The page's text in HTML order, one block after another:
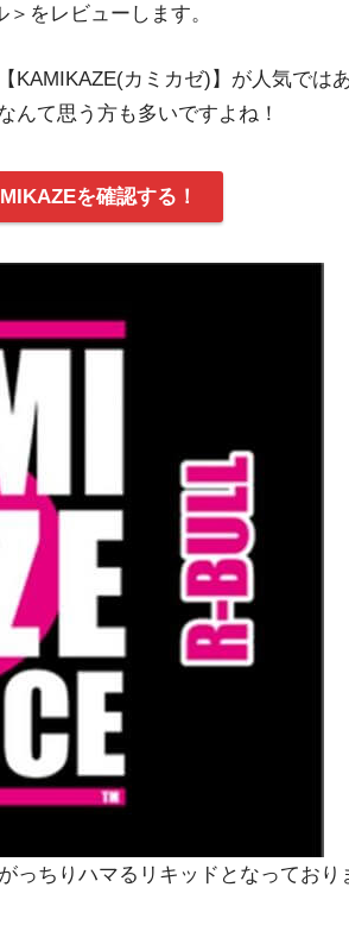
をレビューします。
KAMIKAZE(カミカゼ)】が人気では
んて思う方も多いですよね！
を確認する！
ちりハマるリキッドとなっており